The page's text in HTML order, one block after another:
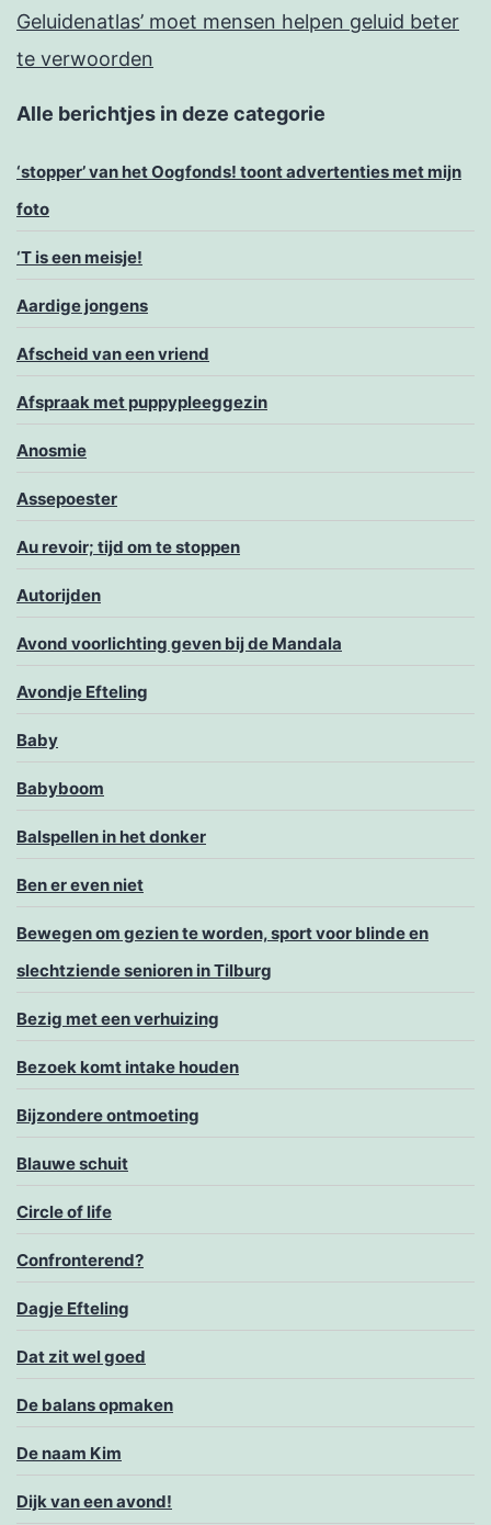
Geluidenatlas’ moet mensen helpen geluid beter
te verwoorden
Alle berichtjes in deze categorie
‘stopper’ van het Oogfonds! toont advertenties met mijn
foto
‘T is een meisje!
Aardige jongens
Afscheid van een vriend
Afspraak met puppypleeggezin
Anosmie
Assepoester
Au revoir; tijd om te stoppen
Autorijden
Avond voorlichting geven bij de Mandala
Avondje Efteling
Baby
Babyboom
Balspellen in het donker
Ben er even niet
Bewegen om gezien te worden, sport voor blinde en
slechtziende senioren in Tilburg
Bezig met een verhuizing
Bezoek komt intake houden
Bijzondere ontmoeting
Blauwe schuit
Circle of life
Confronterend?
Dagje Efteling
Dat zit wel goed
De balans opmaken
De naam Kim
Dijk van een avond!